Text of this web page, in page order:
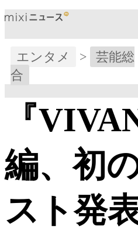
エンタメ >
芸能総
合
『
編、初
スト発